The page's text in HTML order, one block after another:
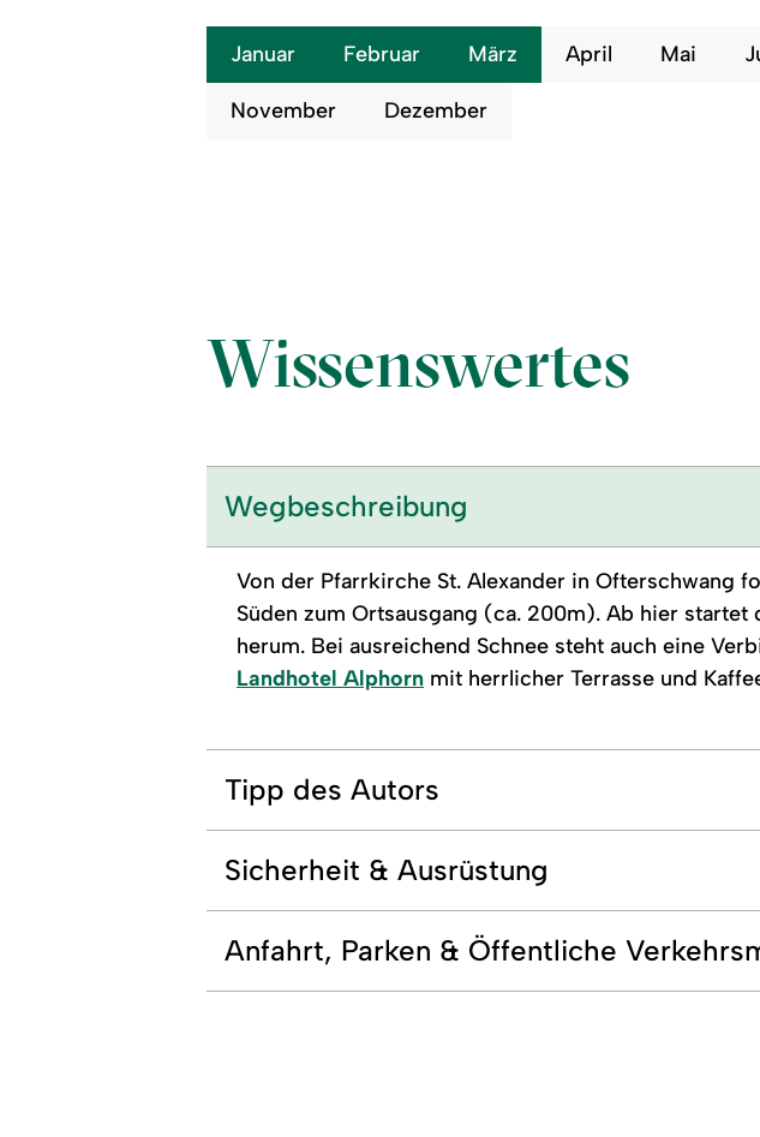
Januar Februar März April Mai
November Dezember
Wissenswertes
Wegbeschreibung
Von der Pfarrkirche St. Alexander in Ofterschwang
Süden zum Ortsausgang (ca. 200m). Ab hier
herum. Bei ausreichend Schnee steht auch eine
Landhotel Alphornmit herrlicher Terrasse und
Tipp des Autors
Sicherheit & Ausrüstung
Anfahrt, Parken & Öffentliche